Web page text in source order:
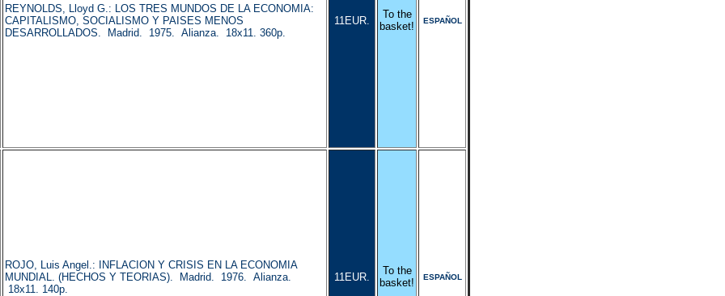
REYNOLDS, Lloyd G.: LOS TRES MUNDOS DE LA ECONOMIA:
CAPITALISMO, SOCIALISMO Y PAISES MENOS
DESARROLLADOS. Madrid. 1975. Alianza. 18x11. 360p.
11EUR.
To the
basket!
ESPAÑOL
ROJO, Luis Angel.: INFLACION Y CRISIS EN LA ECONOMIA
MUNDIAL. (HECHOS Y TEORIAS). Madrid. 1976. Alianza.
18x11. 140p.
11EUR.
To the
basket!
ESPAÑOL